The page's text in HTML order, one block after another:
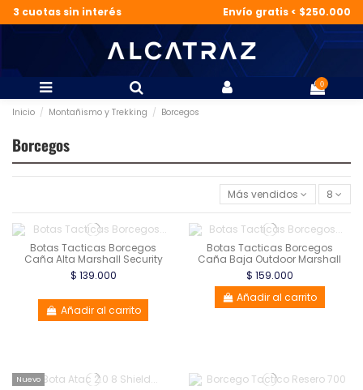
3 cuotas sin interés Envío gratis < $250.000
0
Inicio Montañismo y Trekking Borcegos
Borcegos
Más vendidos 8
Botas Tacticas Borcegos
Caña Alta Marshall Security
$ 139.000
Añadir al carrito
Botas Tacticas Borcegos
Caña Baja Outdoor Marshall
$ 159.000
Añadir al carrito
Nuevo